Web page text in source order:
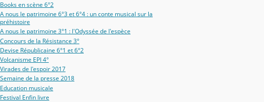
Books en scène 6°2
A nous le patrimoine 6°3 et 6°4 : un conte musical sur la
préhistoire
A nous le patrimoine 3°1 : l'Odyssée de l'espèce
Concours de la Résistance 3°
Devise Républicaine 6°1 et 6°2
Volcanisme EPI 4°
Virades de l'espoir 2017
Semaine de la presse 2018
Education musicale
Festival Enfin livre